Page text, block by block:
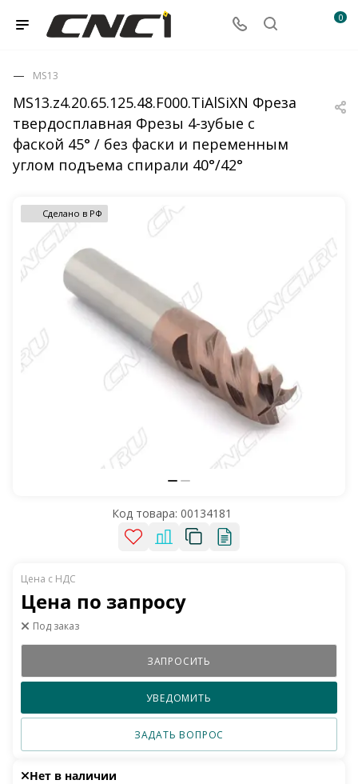
0
MS13.z4.20.65.125.48.F000.TiAlSiXN Фреза
твердосплавная Фрезы 4-зубые с
фаской 45° / без фаски и переменным
углом подъема спирали 40°/42°
MS13
Сделано в РФ
Код товара: 00134181
Цена по запросу
Под заказ
ЗАПРОСИТЬ
УВЕДОМИТЬ
ЗАДАТЬ ВОПРОС
Нет в наличии